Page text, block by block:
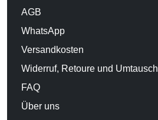
AGB
WhatsApp
Versandkosten
Widerruf, Retoure und Umtausch
FAQ
Über uns